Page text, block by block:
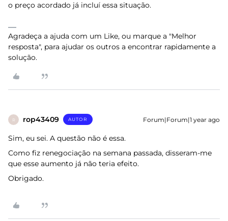
o preço acordado já incluí essa situação.
Agradeça a ajuda com um Like, ou marque a "Melhor
resposta", para ajudar os outros a encontrar rapidamente a
solução.
R rop43409 AUTOR Forum|Forum|1 year ago
Sim, eu sei. A questão não é essa.
Como fiz renegociação na semana passada, disseram-me
que esse aumento já não teria efeito.
Obrigado.